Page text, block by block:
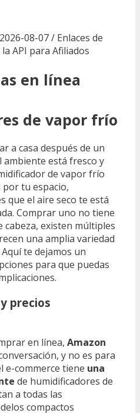
08-07 / Enlaces de
API para Afiliados
en línea
de vapor frío
a casa después de un
ambiente está fresco y
de vapor frío
por tu espacio,
que el aire seco te está
Comprar uno no tiene
existen múltiples
una amplia variedad
te dejamos un
para que puedas
precios
en línea, Amazon
y no es para
e-commerce tiene una
de humidificadores de
a todas las
compactos